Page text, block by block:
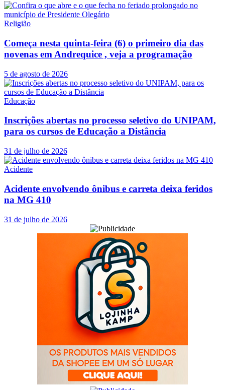
Religião
Começa nesta quinta-feira (6) o primeiro dia das
novenas em Andrequice , veja a programação
5 de agosto de 2026
Educação
Inscrições abertas no processo seletivo do UNIPAM,
para os cursos de Educação a Distância
31 de julho de 2026
Acidente
Acidente envolvendo ônibus e carreta deixa feridos
na MG 410
31 de julho de 2026